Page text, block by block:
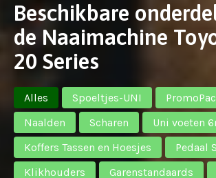
Beschikbare
de Naaimachine
20 Series
Alles Spoeltjes-UNI
Naalden
Scharen
Uni voeten
Koffers Tassen en Hoesjes
Pedaal
Klikhouders
Garenstandaards